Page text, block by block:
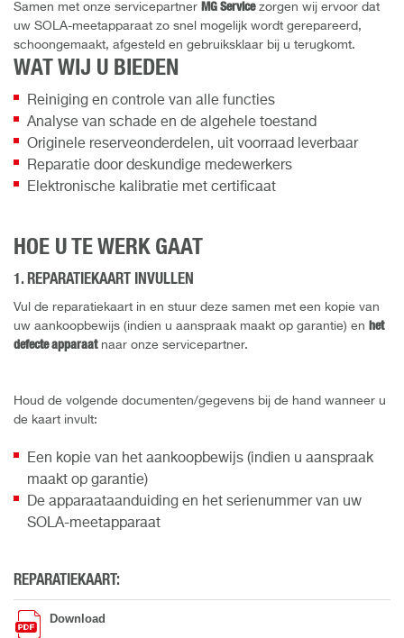
Samen met onze servicepartner MG Servicezorgen wij ervoor dat
uw SOLA-meetapparaat zo snel mogelijk wordt gerepareerd,
schoongemaakt, afgesteld en gebruiksklaar bij u terugkomt.
WAT WIJ U BIEDEN
Reiniging en controle van alle functies
Analyse van schade en de algehele toestand
Originele reserveonderdelen, uit voorraad leverbaar
Reparatie door deskundige medewerkers
Elektronische kalibratie met certificaat
HOE U TE WERK GAAT
1. REPARATIEKAART INVULLEN
Vul de reparatiekaart in en stuur deze samen met een kopie van
uw aankoopbewijs (indien u aanspraak maakt op garantie) en het
defecte apparaatnaar onze servicepartner.
Houd de volgende documenten/gegevens bij de hand wanneer u
de kaart invult:
Een kopie van het aankoopbewijs (indien u aanspraak
maakt op garantie)
De apparaataanduiding en het serienummer van uw
SOLA-meetapparaat
REPARATIEKAART:
Download